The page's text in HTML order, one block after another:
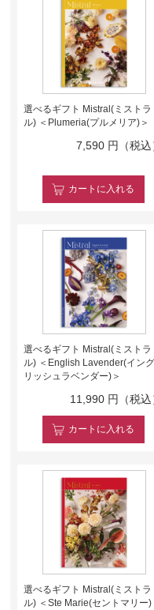
選べるギフト Mistral(ミストラ
ル) ＜Plumeria(プルメリア)＞
7,590 円（税込
カート に入れる
選べるギフト Mistral(ミストラ
ル) ＜English Lavender(イング
リッシュラベンダー)＞
11,990 円（税込
カート に入れる
選べるギフト Mistral(ミストラ
ル) ＜Ste Marie(セントマリー)